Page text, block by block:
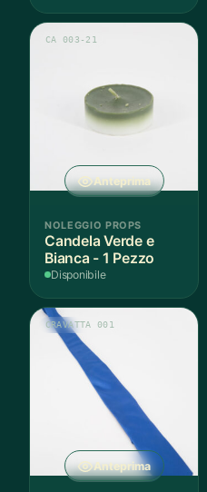
Anteprima
CA 003-21
NOLEGGIO PROPS
Candela Verde e
Bianca - 1 Pezzo
Disponibile
Anteprima
CRAVATTA 001